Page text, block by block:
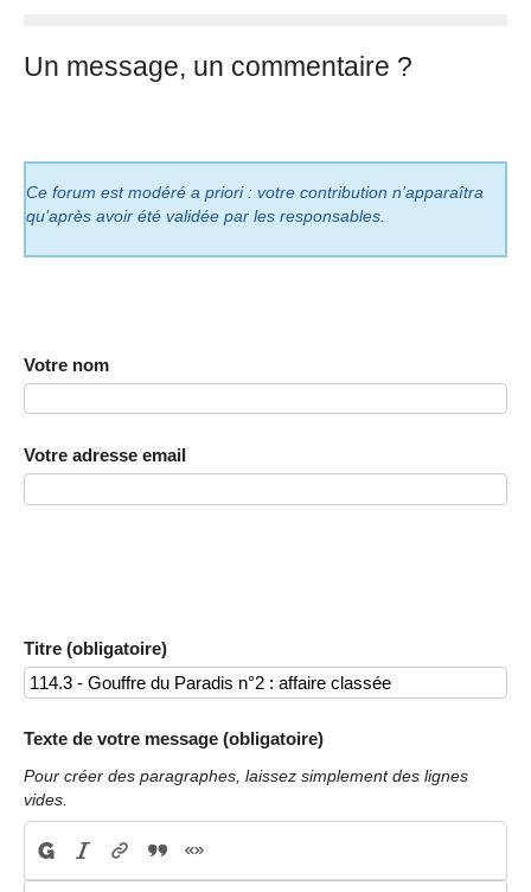
Un message, un commentaire ?
Ce forum est modéré a priori : votre contribution n’apparaîtra
qu’après avoir été validée par les responsables.
Votre nom
Votre adresse email
Titre (obligatoire)
Texte de votre message (obligatoire)
Pour créer des paragraphes, laissez simplement des lignes
vides.